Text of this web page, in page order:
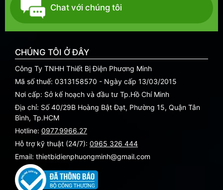
Chat với chúng tôi
CHÚNG TÔI Ở ĐÂY
Công Ty TNHH Thiết Bị Điện Phương Minh
Mã số thuế: 0313158570 - Ngày cấp 13/03/2015
Nơi cấp: Sở kế hoạch và đầu tư Tp.Hồ Chí Minh
Địa chỉ: Số 40/29B Hoàng Bật Đạt, Phường 15, Quận Tân
Bình, Tp.HCM
Hotline: 0977.9966.27
Hỗ trợ kỹ thuật (24/7): 0965 326 444
Email: thietbidienphuongminh@gmail.com